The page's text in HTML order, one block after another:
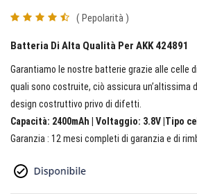
( Pepolarità )
Batteria Di Alta Qualità Per AKK 424891
Garantiamo le nostre batterie grazie alle celle
quali sono costruite, ciò assicura un’altissima
design costruttivo privo di difetti.
Capacità: 2400mAh | Voltaggio: 3.8V |Tipo
Garanzia : 12 mesi completi di garanzia e di